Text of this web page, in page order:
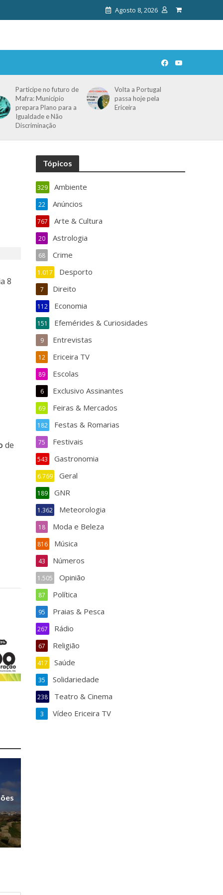
Agosto 8, 2026
Participe no futuro de
Mafra: Município
prepara Plano para a
Igualdade e Não
Discriminação
Volta a Portugal
passa hoje pela
Ericeira
8
de
Tópicos
Ambiente
329
Anúncios
22
Arte & Cultura
767
Astrologia
20
Crime
68
Desporto
1.017
Direito
7
Economia
112
Efemérides & Curiosidades
151
Entrevistas
9
Ericeira TV
12
Escolas
89
Exclusivo Assinantes
6
Feiras & Mercados
69
Festas & Romarias
182
Festivais
75
Gastronomia
543
Geral
6.769
GNR
189
Meteorologia
1.362
Moda e Beleza
18
Música
816
Números
43
Opinião
1.505
Política
87
Praias & Pesca
95
Rádio
267
Religião
67
Saúde
417
Solidariedade
35
Teatro & Cinema
238
Vídeo Ericeira TV
3